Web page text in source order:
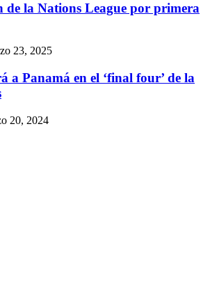
de la Nations League por primera
23, 2025
a Panamá en el ‘final four’ de la
20, 2024